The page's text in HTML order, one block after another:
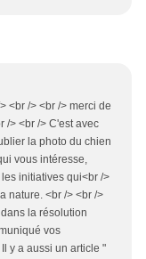
<br /> <br /> merci de
/> <br /> C'est avec
la photo du chien
vous intéresse,
initiatives qui<br />
nature. <br /> <br />
la résolution
vos
y a aussi un article "